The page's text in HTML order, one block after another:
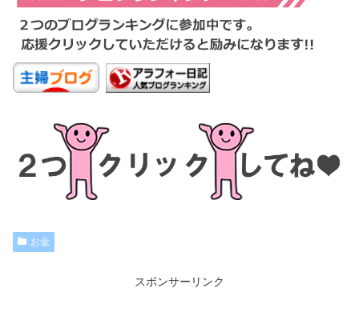
お金
スポンサーリンク